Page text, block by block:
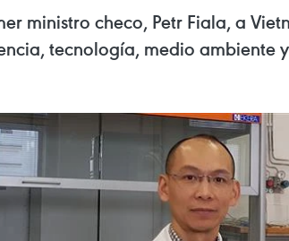
ministro checo, Petr Fiala, a
tecnología, medio ambiente